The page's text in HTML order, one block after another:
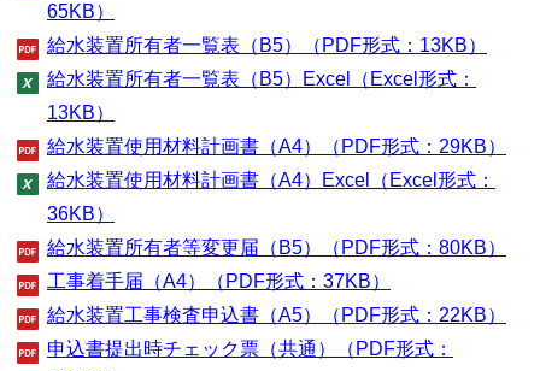
65KB）
給水装置所有者一覧表（B5）（PDF形式：13KB）
給水装置所有者一覧表（B5）Excel（Excel形式：
13KB）
給水装置使用材料計画書（A4）（PDF形式：29KB）
給水装置使用材料計画書（A4）Excel（Excel形式：
36KB）
給水装置所有者等変更届（B5）（PDF形式：80KB）
工事着手届（A4）（PDF形式：37KB）
給水装置工事検査申込書（A5）（PDF形式：22KB）
申込書提出時チェック票（共通）（PDF形式：